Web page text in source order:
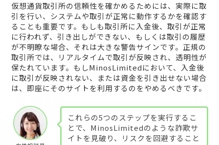
仮想通貨取引所の信頼性を確かめるためには、実際に取
引を行い、システムや取引が正常に動作するかを確認す
ることも重要です。もしも取引所に入金後、取引が正常
に行われず、引き出しができない、もしくは取引の履歴
が不明瞭な場合、それは大きな警告サインです。正規の
取引所では、リアルタイムで取引が反映され、透明性が
保たれています。もしMinosLimitedにおいて、入金後
に取引が反映されない、または資金を引き出せない場合
は、即座にそのサイトを利用するのをやめるべきです。
これらの5つのステップを実行するこ
とで、MinosLimitedのような詐欺サ
イトを見破り、リスクを回避すること